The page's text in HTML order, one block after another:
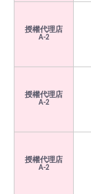
授權代理店
A-2
授權代理店
A-2
授權代理店
A-2